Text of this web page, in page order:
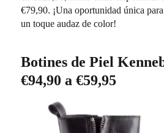
€79,90. ¡Una oportunidad única
un toque audaz de color!
Botines de Piel
€94,90 a €59,95